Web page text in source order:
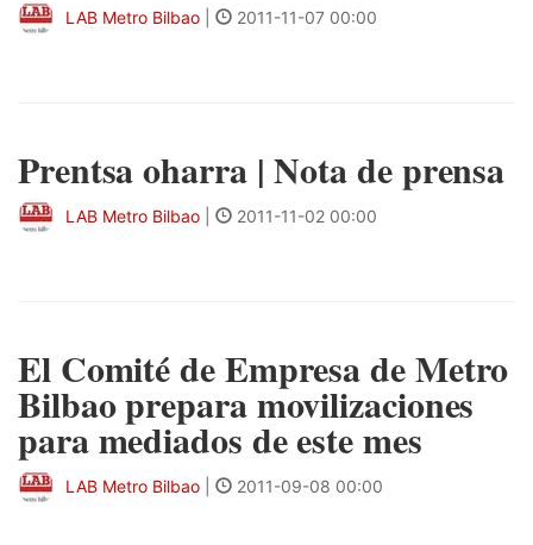
LAB Metro Bilbao 2011-11-07 00:00
Prentsa oharra | Nota de prensa
LAB Metro Bilbao 2011-11-02 00:00
El Comité de Empresa de Metro
Bilbao prepara movilizaciones
para mediados de este mes
LAB Metro Bilbao 2011-09-08 00:00